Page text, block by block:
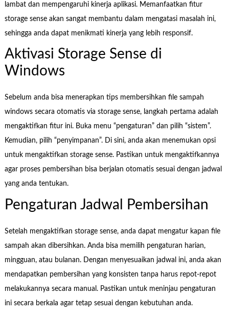
lambat dan mempengaruhi kinerja aplikasi. Memanfaatkan fitur
storage sense akan sangat membantu dalam mengatasi masalah ini,
sehingga anda dapat menikmati kinerja yang lebih responsif.
Aktivasi Storage Sense di
Windows
Sebelum anda bisa menerapkan tips membersihkan file sampah
windows secara otomatis via storage sense, langkah pertama adalah
mengaktifkan fitur ini. Buka menu “pengaturan” dan pilih “sistem”.
Kemudian, pilih “penyimpanan”. Di sini, anda akan menemukan opsi
untuk mengaktifkan storage sense. Pastikan untuk mengaktifkannya
agar proses pembersihan bisa berjalan otomatis sesuai dengan jadwal
yang anda tentukan.
Pengaturan Jadwal Pembersihan
Setelah mengaktifkan storage sense, anda dapat mengatur kapan file
sampah akan dibersihkan. Anda bisa memilih pengaturan harian,
mingguan, atau bulanan. Dengan menyesuaikan jadwal ini, anda akan
mendapatkan pembersihan yang konsisten tanpa harus repot-repot
melakukannya secara manual. Pastikan untuk meninjau pengaturan
ini secara berkala agar tetap sesuai dengan kebutuhan anda.